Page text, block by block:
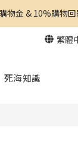
物金 & 10%購物回
繁體
死海知識